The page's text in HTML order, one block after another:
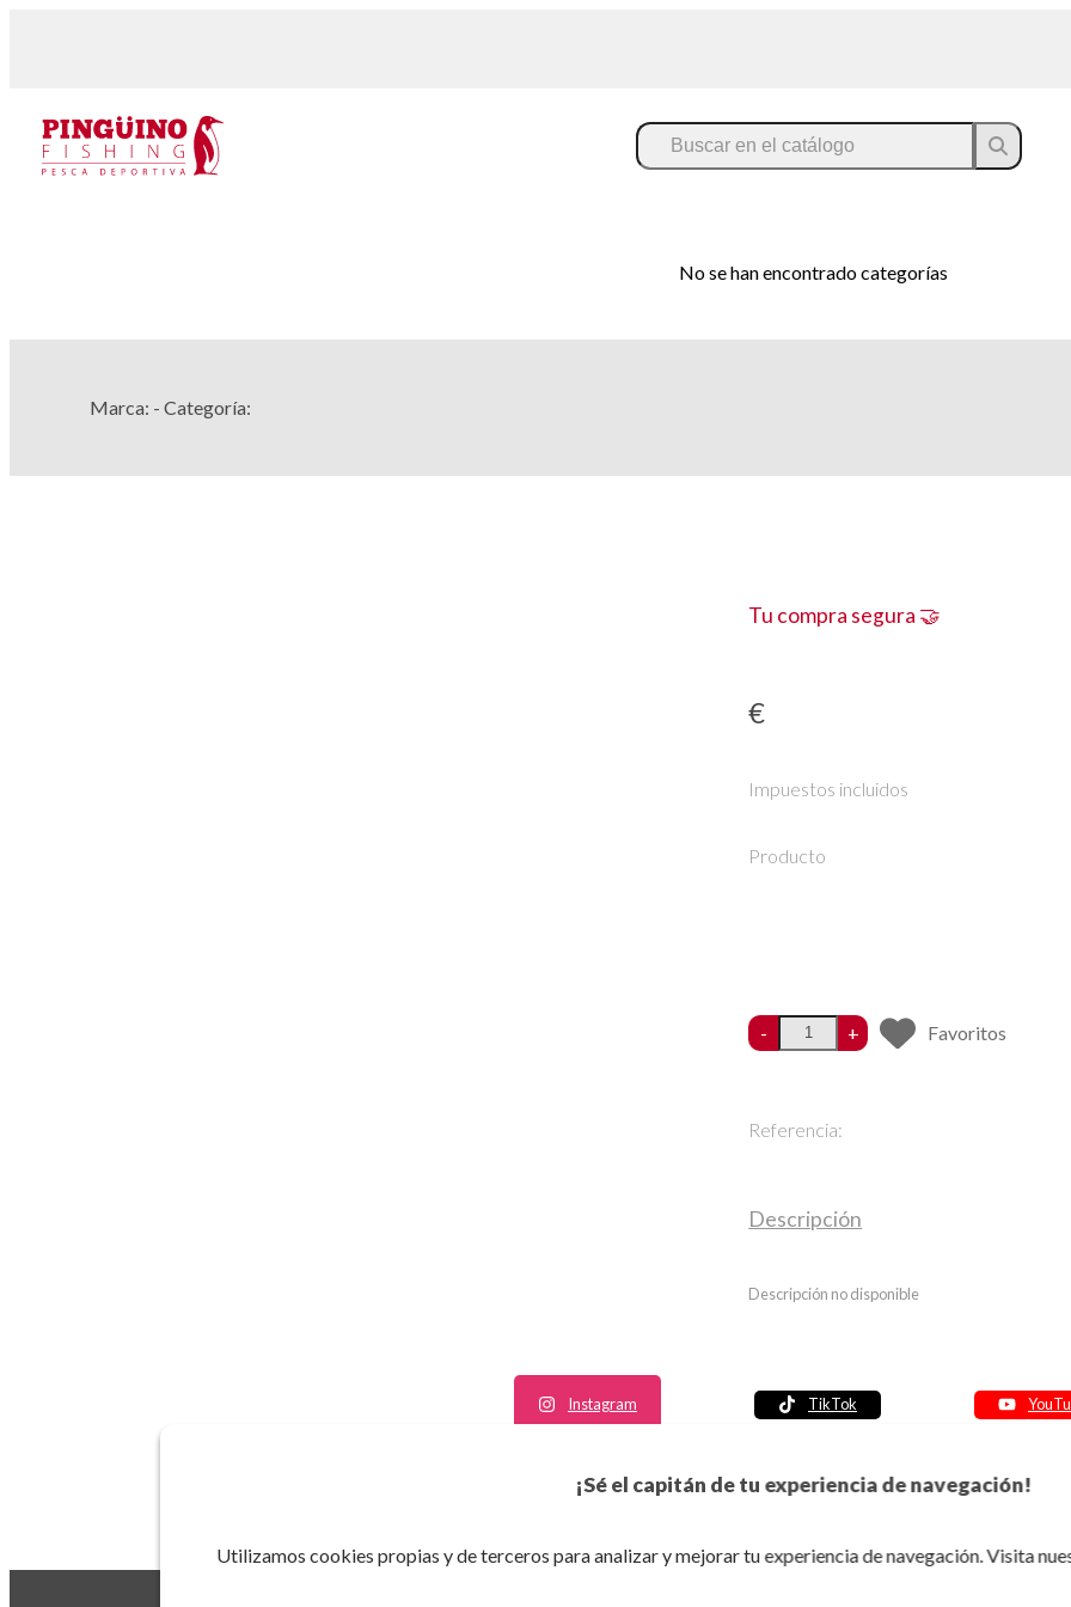
¡Sé el capitán de tu experiencia de navegación!
Utilizamos cookies propias y de terceros para analizar y mejorar tu experiencia de navegación. Visita
No se han encontrado categorías
Marca: - Categoría:
Tu compra segura 🤝
€
Impuestos incluidos
Producto
- + Favoritos
Referencia:
Descripción
Descripción no disponible
Instagram TikTok
Política de seguridad